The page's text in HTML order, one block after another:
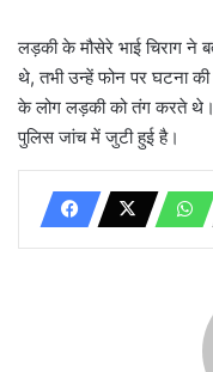
लड़की के मौसेरे भाई चिराग ने
थे, तभी उन्हें फोन पर घटना
के लोग लड़की को तंग करते
पुलिस जांच में जुटी हुई है।